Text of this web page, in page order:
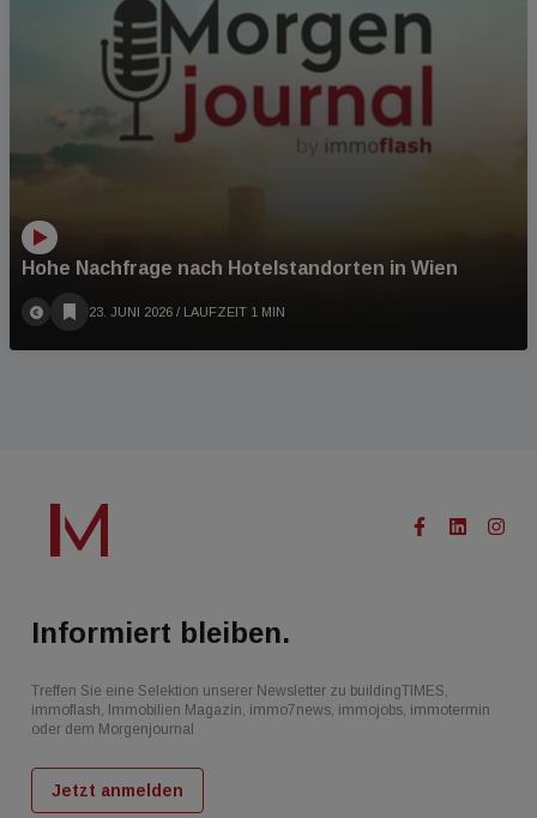
Hohe Nachfrage nach Hotelstandorten in Wien
23. JUNI 2026 / LAUFZEIT 1 MIN
Informiert bleiben.
Treffen Sie eine Selektion unserer Newsletter zu buildingTIMES,
immoflash, Immobilien Magazin, immo7news, immojobs, immotermin
oder dem Morgenjournal
Jetzt anmelden